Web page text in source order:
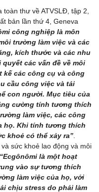
thư về ATVSLĐ, tập 2,
bản lần thứ 4, Geneva
công nghiệp là môn
trường làm việc và các
kích thước và các nhu
các vấn đề về môi
kế các công cụ và công
cầu công việc và tải
con người. Mục tiêu của
cường tính tương thích
làm việc, các công
họ. Khi tính tương thích
khoẻ có thể xảy ra”
sức khoẻ lao động và môi
“Ecgônômi là một hoạt
vào sự tương thích
làm việc của họ, với
chịu stress do phải làm